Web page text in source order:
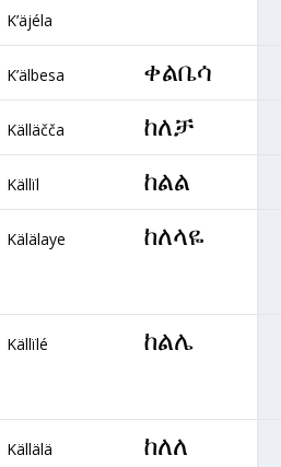
K’äjéla
K’älbesa ቀልቤሳ
Källäčča ከለቻ
Källïl ከልል
Kälälaye ከለላዬ
Källïlé ከልሌ
Källälä ከለለ